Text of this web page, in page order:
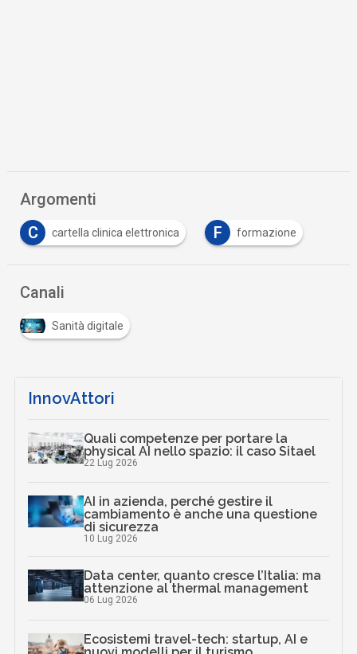
Argomenti
C
cartella clinica elettronica F formazione
Canali
Sanità digitale
InnovAttori
Quali competenze per portare la
physical AI nello spazio: il caso Sitael
22 Lug 2026
AI in azienda, perché gestire il
cambiamento è anche una questione
di sicurezza
10 Lug 2026
Data center, quanto cresce l’Italia: ma
attenzione al thermal management
06 Lug 2026
Ecosistemi travel-tech: startup, AI e